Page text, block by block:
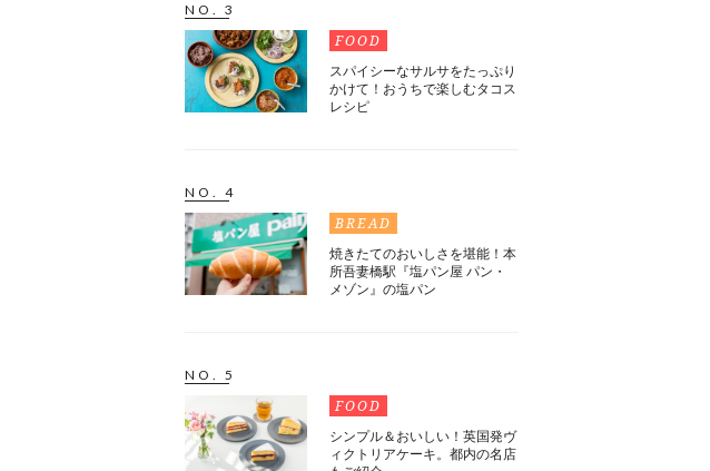
NO. 3
FOOD
スパイシーなサルサをたっぷり
かけて！おうちで楽しむタコス
レシピ
NO. 4
BREAD
焼きたてのおいしさを堪能！本
所吾妻橋駅『塩パン屋 パン・
メゾン』の塩パン
NO. 5
FOOD
シンプル＆おいしい！英国発ヴ
ィクトリアケーキ。都内の名店